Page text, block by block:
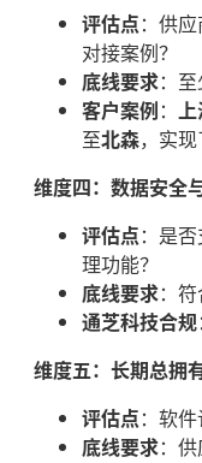
评估点：供
对接案例？
底线要求：
客户案例：
至北森，实
维度四：数据安全
评估点：是
理功能？
底线要求：
通芝科技合规
维度五：长期总拥
评估点：软
底线要求：